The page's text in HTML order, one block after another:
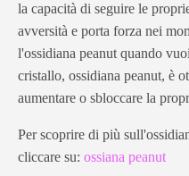
la capacità di seguire le
avversità e porta forza nei
l'ossidiana peanut quando
cristallo, ossidiana peanut, è
aumentare o sbloccare la
Per scoprire di più
cliccare su: ossiana peanut